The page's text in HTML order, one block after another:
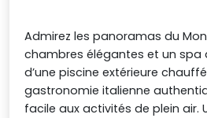
Admirez les panoramas du
chambres élégantes et un spa
d’une piscine extérieure
gastronomie italienne
facile aux activités de plein air.